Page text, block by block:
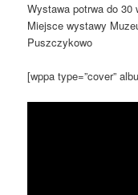
Wystawa potrwa do 30
Miejsce wystawy
Puszczykowo
[wppa type=”cover”